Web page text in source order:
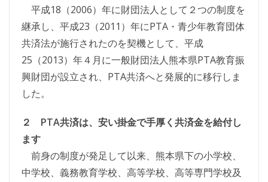
平成18（2006）年に財団法人として２つの制度を
継承し、平成23（2011）年にPTA・青少年教育団体
共済法が施行されたのを契機として、平成
25（2013）年４月に一般財団法人熊本県PTA教育振
興財団が設立され、PTA共済へと発展的に移行しま
した。
２ PTA共済は、安い掛金で手厚く共済金を給付し
ます
前身の制度が発足して以来、熊本県下の小学校、
中学校、義務教育学校、高等学校、高等専門学校及